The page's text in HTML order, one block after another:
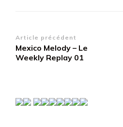
Navigation
d’article
Article précédent
Mexico Melody – Le
Weekly Replay 01